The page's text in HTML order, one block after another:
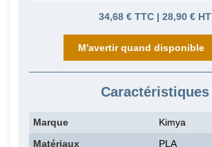
34,68 € TTC | 28,90 € HT
M'avertir quand disponible
Caractéristiques
Marque
Kimya
Matériaux
PLA